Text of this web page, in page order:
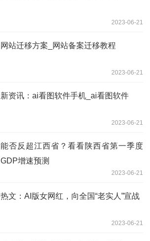
2023-06-21
网站迁移方案_网站备案迁移教程
2023-06-21
新资讯：ai看图软件手机_ai看图软件
2023-06-21
能否反超江西省？看看陕西省第一季度
GDP增速预测
2023-06-21
热文：AI版女网红，向全国“老实人”宣战
2023-06-21